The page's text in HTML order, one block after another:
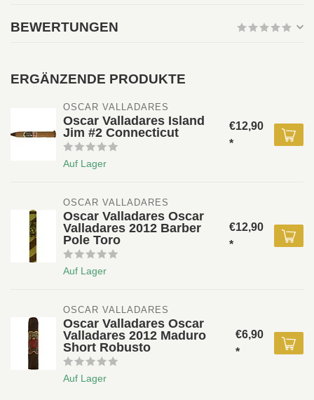
BEWERTUNGEN
ERGÄNZENDE PRODUKTE
OSCAR VALLADARES
Oscar Valladares Island
Jim #2 Connecticut
Auf Lager
€12,90
*
OSCAR VALLADARES
Oscar Valladares Oscar
Valladares 2012 Barber
Pole Toro
Auf Lager
€12,90
*
OSCAR VALLADARES
Oscar Valladares Oscar
Valladares 2012 Maduro
Short Robusto
Auf Lager
€6,90
*